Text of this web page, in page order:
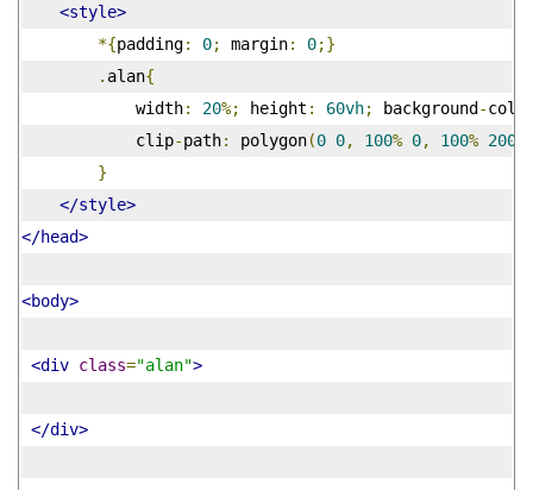
<style>
*{padding: 0; margin: 0;}
. alan{
            width
: 20%; height : 60vh; background -
            clip
-path: polygon(0 0, 100% 0, 100%
}
</style>
</head>
<body>
<div class="alan">
</div>